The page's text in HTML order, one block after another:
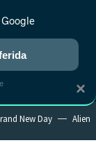
NUEVO
RANKINGS CINE
New Day Alien
×